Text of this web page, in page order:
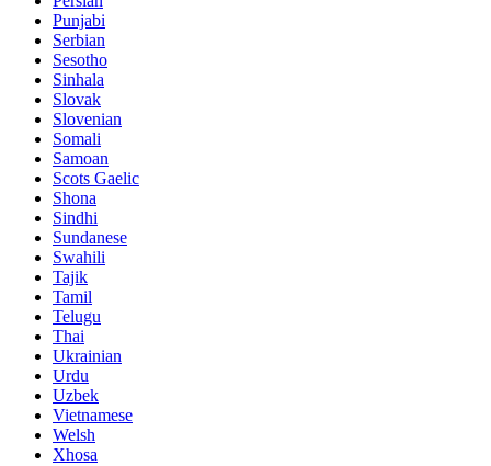
Punjabi
Serbian
Sesotho
Sinhala
Slovak
Slovenian
Somali
Samoan
Scots Gaelic
Shona
Sindhi
Sundanese
Swahili
Tajik
Tamil
Telugu
Thai
Ukrainian
Urdu
Uzbek
Vietnamese
Welsh
Xhosa